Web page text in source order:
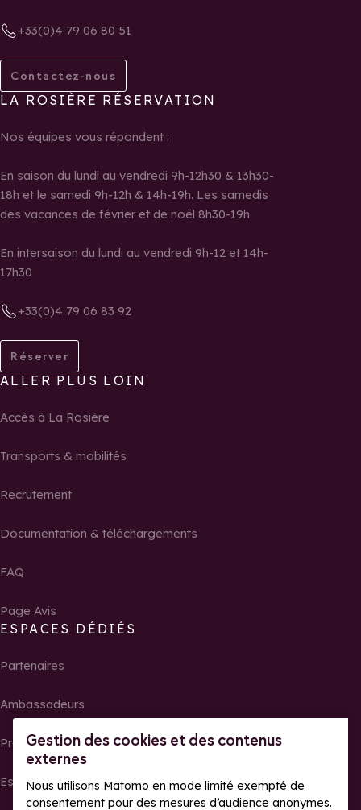
Gestion des cookies et des contenus
externes
Nous utilisons Matomo en mode limité exempté de
consentement pour des mesures d’audience anonymes.
+33(0)4 79 06 80 51
Contactez-nous
LA ROSIÈRE RÉSERVATION
Nos équipes vous répondent :
En saison du lundi au vendredi 9h-12h30 & 13h30-
18h et le samedi 9h-12h & 14h-19h. Les samedis
des vacances de février et de noël 8h30-19h.
En intersaison du lundi au vendredi 9h-12 et 14h-
17h30
+33(0)4 79 06 83 92
Réserver
ALLER PLUS LOIN
Accès à La Rosière
Transports & mobilités
Recrutement
Documentation & téléchargements
FAQ
Page Avis
ESPACES DÉDIÉS
Partenaires
Ambassadeurs
Propriétaires
Espace presse